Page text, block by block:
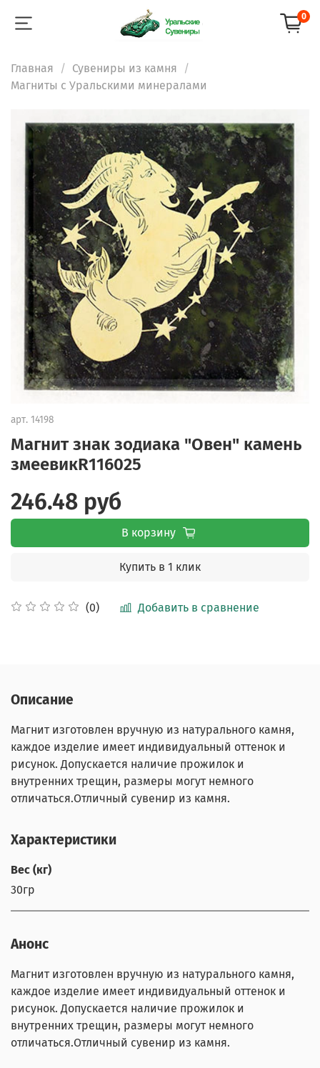
0
Главная
Сувениры из камня
Магниты с Уральскими минералами
арт. 14198
Магнит знак зодиака "Овен" камень
змеевикR116025
(0) Добавить в сравнение
246.48 руб
В корзину
Купить в 1 клик
Описание
Магнит изготовлен вручную из натурального камня,
каждое изделие имеет индивидуальный оттенок и
рисунок. Допускается наличие прожилок и
внутренних трещин, размеры могут немного
отличаться.Отличный сувенир из камня.
Характеристики
Вес (кг)
30гр
Анонс
Магнит изготовлен вручную из натурального камня,
каждое изделие имеет индивидуальный оттенок и
рисунок. Допускается наличие прожилок и
внутренних трещин, размеры могут немного
отличаться.Отличный сувенир из камня.